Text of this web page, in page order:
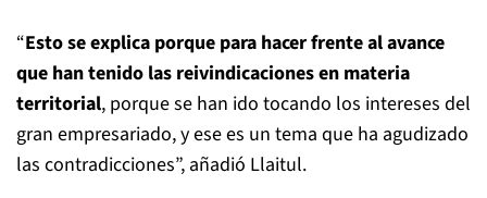
“Esto se explica porque para hacer frente al avance
que han tenido las reivindicaciones en materia
territorial, porque se han ido tocando los intereses del
gran empresariado, y ese es un tema que ha agudizado
las contradicciones”, añadió Llaitul.